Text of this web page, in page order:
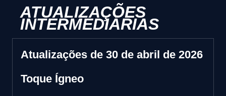
ATUALIZAÇÕES
INTERMEDIÁRIAS
Atualizações de 30 de abril de 2026
Toque Ígneo